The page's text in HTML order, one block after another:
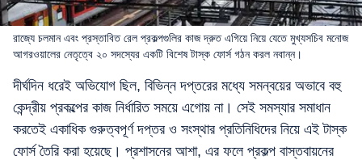
রাজ্যে চলমান এবং প্রস্তাবিত রেল প্রকল্পগুলির কাজ দ্রুত এগিয়ে নিয়ে যেতে মুখ্যসচিব মনোজ
আগরওয়ালের নেতৃত্বে ২০ সদস্যের একটি বিশেষ টাস্ক ফোর্স গঠন করল নবান্ন।
দীর্ঘদিন ধরেই অভিযোগ ছিল, বিভিন্ন দপ্তরের মধ্যে সমন্বয়ের অভাবে বহু
কেন্দ্রীয় প্রকল্পের কাজ নির্ধারিত সময়ে এগোয় না। সেই সমস্যার সমাধান
করতেই একাধিক গুরুত্বপূর্ণ দপ্তর ও সংস্থার প্রতিনিধিদের নিয়ে এই টাস্ক
ফোর্স তৈরি করা হয়েছে। প্রশাসনের আশা, এর ফলে প্রকল্প বাস্তবায়নের